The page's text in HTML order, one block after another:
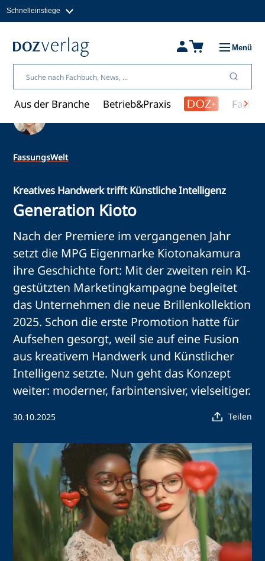
Inhalt
Schnelleinstiege
Fachbücher & Shop
Über uns
Menü
Aus der Branche Betrieb&Praxis
FassungsWelt
Kreatives Handwerk trifft Künstliche Intelligenz
Generation Kioto
Nach der Premiere im vergangenen Jahr
setzt die MPG Eigenmarke Kiotonakamura
ihre Geschichte fort: Mit der zweiten rein KI-
gestützten Marketingkampagne begleitet
das Unternehmen die neue Brillenkollektion
2025. Schon die erste Promotion hatte für
Aufsehen gesorgt, weil sie auf eine Fusion
aus kreativem Handwerk und Künstlicher
Intelligenz setzte. Nun geht das Konzept
weiter: moderner, farbintensiver, vielseitiger.
30.10.2025 Teilen